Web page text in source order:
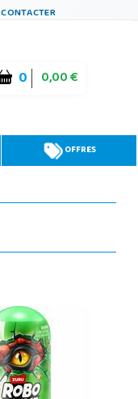
CONTACTER
0 0,00 €
OFFRES